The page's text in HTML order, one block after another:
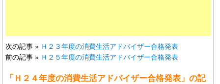
次の記事 » Ｈ２３年度の消費生活アドバイザー合格発表
前の記事 » Ｈ２５年度の消費生活アドバイザー合格発表
「Ｈ２４年度の消費生活アドバイザー合格発表」の記